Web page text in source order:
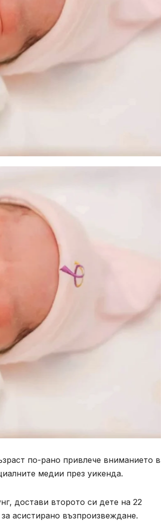
по-рано привлече вниманието в
медии през уикенда.
достави второто си дете на 22
асистирано възпроизвеждане.